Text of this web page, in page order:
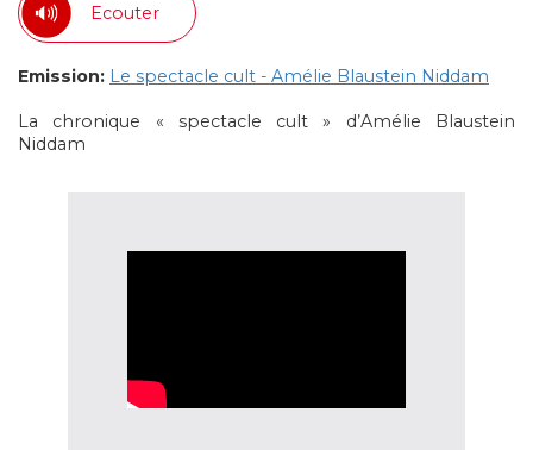
Ecouter
Emission: Le spectacle cult - Amélie Blaustein Niddam
La chronique « spectacle cult » d’Amélie Blaustein
Niddam